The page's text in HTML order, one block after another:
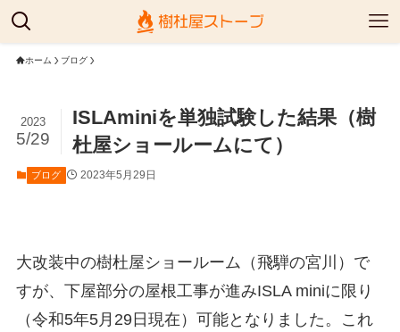
ホーム ブログ
ISLAminiを単独試験した結果（樹
杜屋ショールームにて）
2023
5/29
ブログ 2023年5月29日
大改装中の樹杜屋ショールーム（飛騨の宮川）で
すが、下屋部分の屋根工事が進みISLA miniに限り
（令和5年5月29日現在）可能となりました。これ